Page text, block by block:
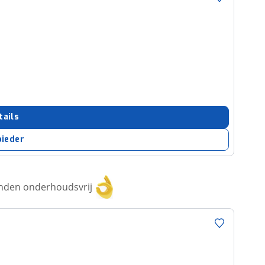
onderhoudsvrij